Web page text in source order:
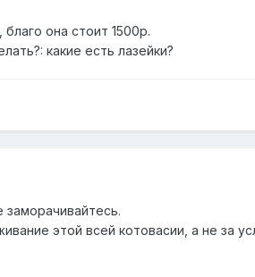
она стоит 1500р.
какие есть лазейки?
заморачивайтесь.
этой всей котовасии, а не за